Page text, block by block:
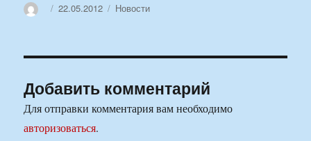
АвторОпубликовано
22.05.2012 Рубрики
Новости
Добавить комментарий
Для отправки комментария вам необходимо
авторизоваться.